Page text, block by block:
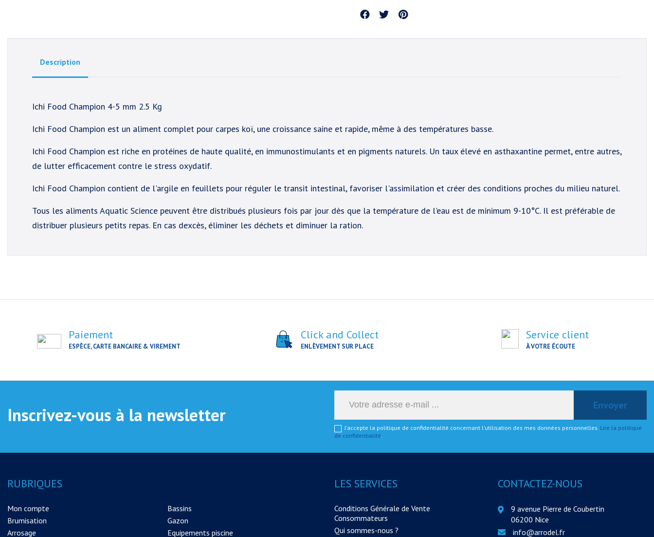
Partager
Description
Ichi Food Champion 4-5 mm 2.5 Kg
Ichi Food Champion est un aliment complet pour carpes koï, une croissance saine et rapide, même à des températures basse.
Ichi Food Champion est riche en protéines de haute qualité, en immunostimulants et en pigments naturels. Un taux élevé en asthaxantine permet, entre autres,
de lutter efficacement contre le stress oxydatif.
Ichi Food Champion contient de l'argile en feuillets pour réguler le transit intestinal, favoriser l'assimilation et créer des conditions proches du milieu naturel.
Tous les aliments Aquatic Science peuvent être distribués plusieurs fois par jour dès que la température de l'eau est de minimum 9-10°C. Il est préférable de
distribuer plusieurs petits repas. En cas dexcès, éliminer les déchets et diminuer la ration.
Paiement
ESPÈCE, CARTE BANCAIRE & VIREMENT
Click and Collect
ENLÈVEMENT SUR PLACE
Service client
À VOTRE ÉCOUTE
Inscrivez-vous à la newsletter
J'accepte la politique de confidentialité concernant l'utilisation des mes données personnelles. Lire la politique
de confidentialité
RUBRIQUES
Mon compte
Brumisation
Arrosage
Bassins
Gazon
Equipements piscine
LES SERVICES
Conditions Générale de Vente
Consommateurs
Qui sommes-nous ?
CONTACTEZ-NOUS
9 avenue Pierre de Coubertin
06200 Nice
info@arrodel.fr